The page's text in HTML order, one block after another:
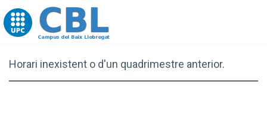
Go to upc.edu
Horari inexistent o d'un quadrimestre anterior.